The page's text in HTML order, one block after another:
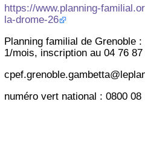
https://www.planning-
la-drome-26
Planning familial de Grenoble
1/mois, inscription au 04 76 87
numéro vert national : 0800 08